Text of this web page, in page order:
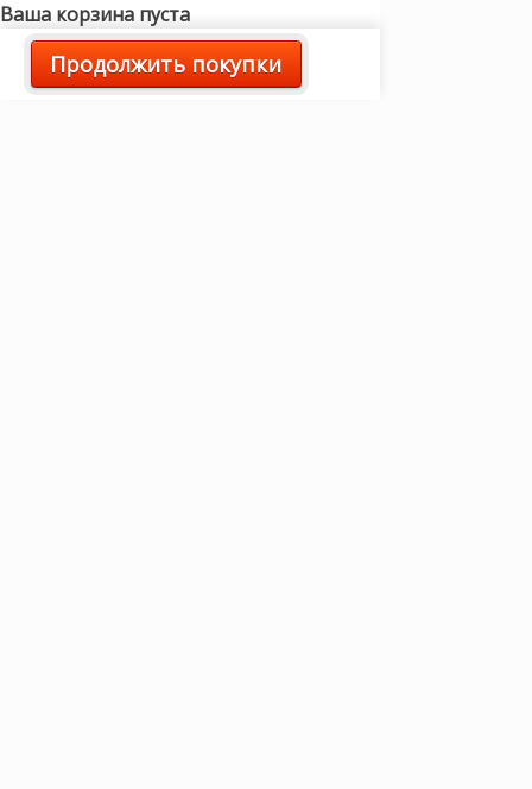
Ваша корзина пуста
Продолжить покупки